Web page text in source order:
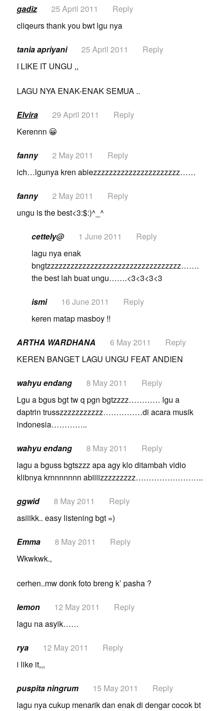
gadiz 25 April 2011
Reply
cliqeurs thank you bwt lgu nya
tania apriyani 25 April 2011
Reply
I LIKE IT UNGU ,,
LAGU NYA ENAK-ENAK SEMUA ..
Elvira 29 April 2011
Reply
Kerennn 😀
fanny 2 May 2011
Reply
ich…lgunya kren abiezzzzzzzzzzzzzzzzzzzzzz……
fanny 2 May 2011
Reply
ungu is the best<3:$:)^_^
cettely@ 1 June 2011
Reply
lagu nya enak
bngtzzzzzzzzzzzzzzzzzzzzzzzzzzzzzzzzzz…….
the best lah buat ungu…….<3<3<3<3
ismi 16 June 2011
Reply
keren matap masboy !!
ARTHA WARDHANA 6 May 2011
Reply
KEREN BANGET LAGU UNGU FEAT ANDIEN
wahyu endang 8 May 2011
Reply
Lgu a bgus bgt tw q pgn bgtzzzz………… lgu a
daptrin trusszzzzzzzzzzz……………di acara musik
indonesia…………..
wahyu endang 8 May 2011
Reply
lagu a bguss bgtszzz apa agy klo ditambah vidio
klibnya krnnnnnnn abiiiizzzzzzzzz……………………..
ggwid 8 May 2011
Reply
asiiikk.. easy listening bgt =)
Emma 8 May 2011
Reply
Wkwkwk.,
cerhen..mw donk foto breng k’ pasha ?
lemon 12 May 2011
Reply
lagu na asyik……
rya 12 May 2011
Reply
i like it,,,
puspita ningrum 15 May 2011
Reply
lagu nya cukup menarik dan enak di dengar cocok bt